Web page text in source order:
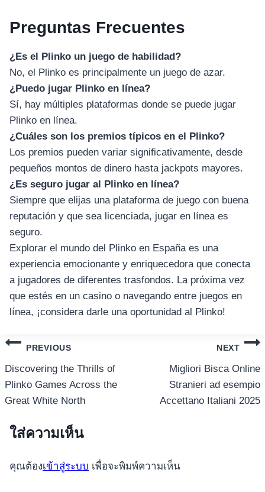
ลำโพง
สินค้าตามแบรนด์
Preguntas Frecuentes
¿Es el Plinko un juego de habilidad?
No, el Plinko es principalmente un juego de azar.
¿Puedo jugar Plinko en línea?
Sí, hay múltiples plataformas donde se puede jugar
Plinko en línea.
¿Cuáles son los premios típicos en el Plinko?
Los premios pueden variar significativamente, desde
pequeños montos de dinero hasta jackpots mayores.
¿Es seguro jugar al Plinko en línea?
Siempre que elijas una plataforma de juego con buena
reputación y que sea licenciada, jugar en línea es
seguro.
Explorar el mundo del Plinko en España es una
experiencia emocionante y enriquecedora que conecta
a jugadores de diferentes trasfondos. La próxima vez
que estés en un casino o navegando entre juegos en
línea, ¡considera darle una oportunidad al Plinko!
แนะแนว
เรื่อง
PREVIOUS
Discovering the Thrills of
Plinko Games Across the
Great White North
NEXT
Migliori Bisca Online
Stranieri ad esempio
Accettano Italiani 2025
ใส่ความเห็น
คุณต้องเข้าสู่ระบบ เพื่อจะพิมพ์ความเห็น